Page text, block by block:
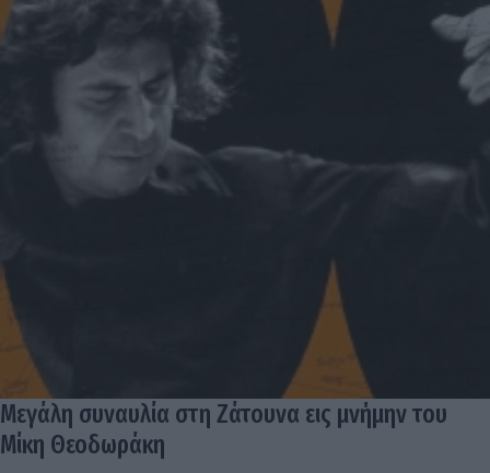
Μεγάλη συναυλία στη Ζάτουνα εις μνήμην του
Μίκη Θεοδωράκη